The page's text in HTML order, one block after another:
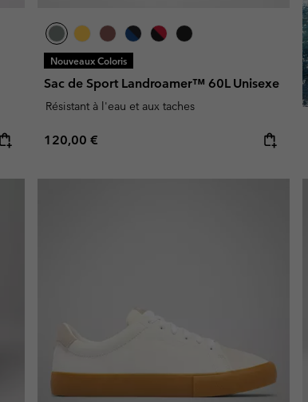
Nouveaux Coloris
Sac de Sport Landroamer™ 60L Unisexe
Résistant à l'eau et aux taches
Regular price:
120,00 €